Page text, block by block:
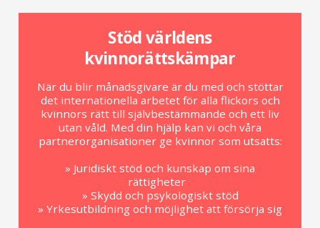
Stöd världens
kvinnorättskämpar
När du blir månadsgivare är du med och stöttar
det internationella arbetet för alla flickors och
kvinnors rätt till självbestämmande och ett liv
utan våld. Med din hjälp kan vi och våra
partnerorganisationer ge kvinnor som utsatts:
» Juridiskt stöd och kunskap om sina
rättigheter
» Skydd och psykologiskt stöd
» Yrkesutbildning och möjlighet att försörja sig